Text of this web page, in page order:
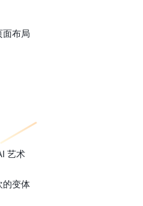
面布局
艺术
的变体